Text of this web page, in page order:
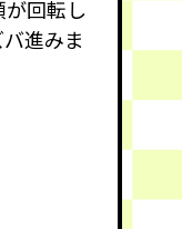
回転し
進みま